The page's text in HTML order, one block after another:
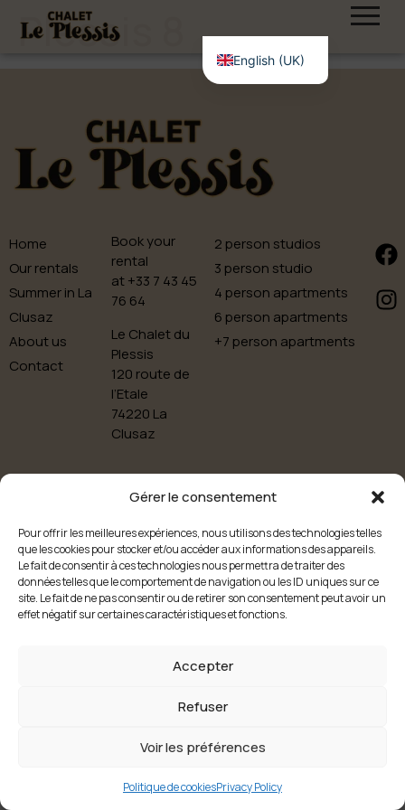
Gérer le consentement
Pour offrir les meilleures expériences, nous utilisons des technologies telles
que les cookies pour stocker et/ou accéder aux informations des appareils.
Le fait de consentir à ces technologies nous permettra de traiter des
données telles que le comportement de navigation ou les ID uniques sur ce
site. Le fait de ne pas consentir ou de retirer son consentement peut avoir un
effet négatif sur certaines caractéristiques et fonctions.
Accepter
Refuser
Voir les préférences
Politique de cookiesPrivacy Policy
Plessis 8
Home
Our rentals
Summer in La
Clusaz
About us
Contact
2 person studios
3 person studio
4 person apartments
6 person apartments
+7 person apartments
Book your
rental
at +33 7 43 45
76 64
Le Chalet du
Plessis
120 route de
l’Etale
74220 La
Clusaz
CGV
Copyright © 2026 Chalet du Plessis- Réalisation On-me-trouve.fr
English (UK)